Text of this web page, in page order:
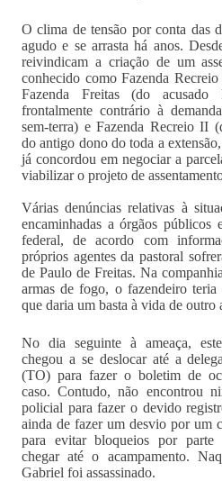
O clima de tensão por conta das
agudo e se arrasta há anos.
reivindicam a criação de um
conhecido como Fazenda
Fazenda Freitas (do acusado
frontalmente contrário à
sem-terra) e Fazenda Recreio II
do antigo dono do toda a
já concordou em negociar a
viabilizar o projeto de
Várias denúncias relativas à
encaminhadas a órgãos públicos
federal, de acordo com
próprios agentes da pastoral
de Paulo de Freitas. Na
armas de fogo, o fazendeiro teria
que daria um basta à vida de outro
No dia seguinte à ameaça,
chegou a se deslocar até a
(TO) para fazer o boletim de
caso. Contudo, não encontrou
policial para fazer o devido
ainda de fazer um desvio por um
para evitar bloqueios por parte
chegar até o acampamento.
Gabriel foi assassinado.